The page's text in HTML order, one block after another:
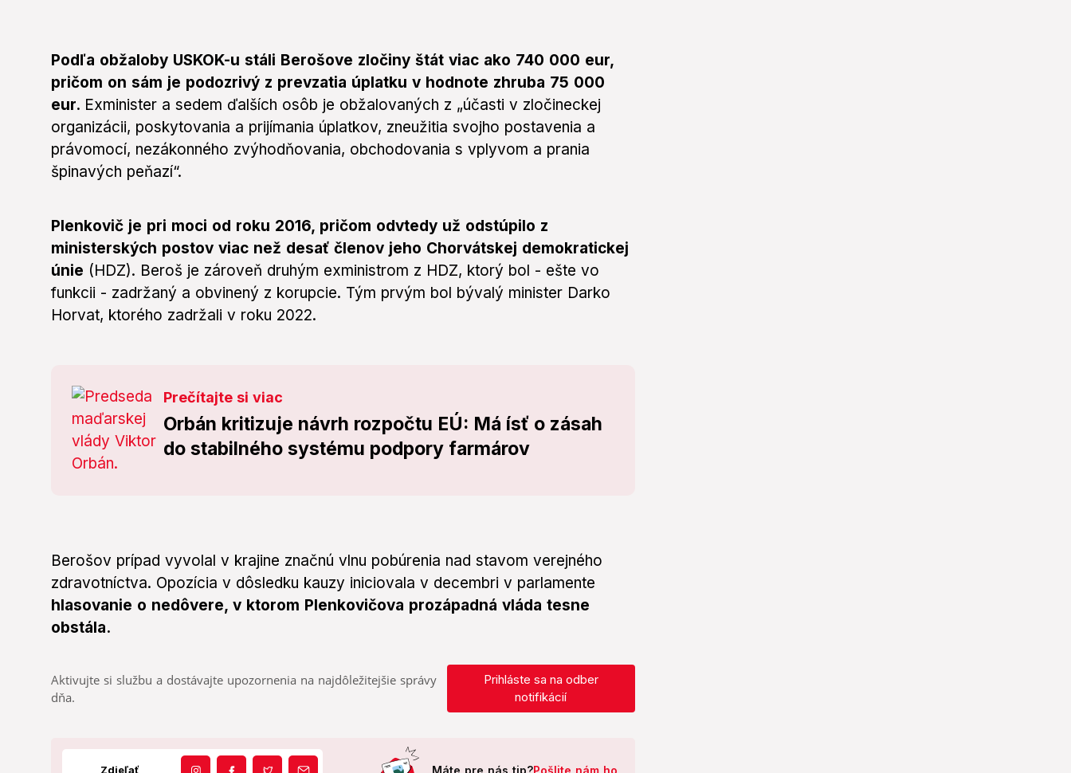
Podľa obžaloby USKOK-u stáli Berošove zločiny štát viac ako 740 000 eur,
pričom on sám je podozrivý z prevzatia úplatku v hodnote zhruba 75 000
eur. Exminister a sedem ďalších osôb je obžalovaných z „účasti v zločineckej
organizácii, poskytovania a prijímania úplatkov, zneužitia svojho postavenia a
právomocí, nezákonného zvýhodňovania, obchodovania s vplyvom a prania
špinavých peňazí“.
Plenkovič je pri moci od roku 2016, pričom odvtedy už odstúpilo z
ministerských postov viac než desať členov jeho Chorvátskej demokratickej
únie (HDZ). Beroš je zároveň druhým exministrom z HDZ, ktorý bol - ešte vo
funkcii - zadržaný a obvinený z korupcie. Tým prvým bol bývalý minister Darko
Horvat, ktorého zadržali v roku 2022.
Prečítajte si viac
Orbán kritizuje návrh rozpočtu EÚ: Má ísť o zásah
do stabilného systému podpory farmárov
Berošov prípad vyvolal v krajine značnú vlnu pobúrenia nad stavom verejného
zdravotníctva. Opozícia v dôsledku kauzy iniciovala v decembri v parlamente
hlasovanie o nedôvere, v ktorom Plenkovičova prozápadná vláda tesne
obstála.
Aktivujte si službu a dostávajte upozornenia na najdôležitejšie správy
dňa.
Prihláste sa na odber
notifikácií
Zdieľať